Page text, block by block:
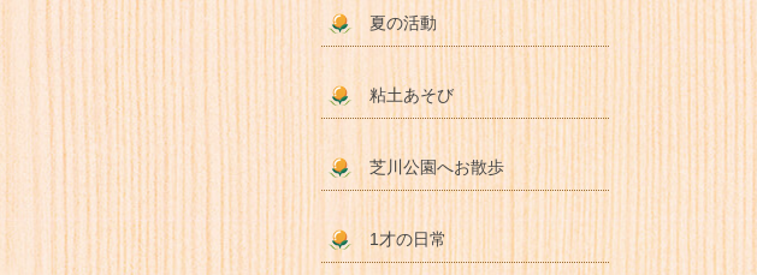
夏の活動
粘土あそび
芝川公園へお散歩
1才の日常